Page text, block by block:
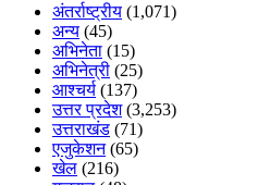
अंतर्राष्ट्रीय (1,071)
अन्य (45)
अभिनेता (15)
अभिनेत्री (25)
आश्चर्य (137)
उत्तर प्रदेश(3,253)
उत्तराखंड (71)
एजुकेशन(65)
खेल (216)